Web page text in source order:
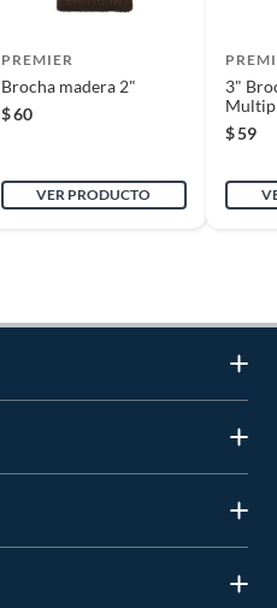
PREMIER
Brocha madera 2"
$60
VER PRODUCTO
3"
$59